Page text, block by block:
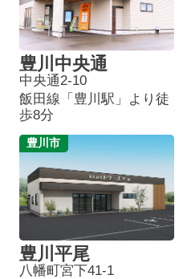
豊川中央通
中央通2-10
飯田線「豊川駅」より徒
歩8分
豊川市
豊川平尾
八幡町宮下41-1